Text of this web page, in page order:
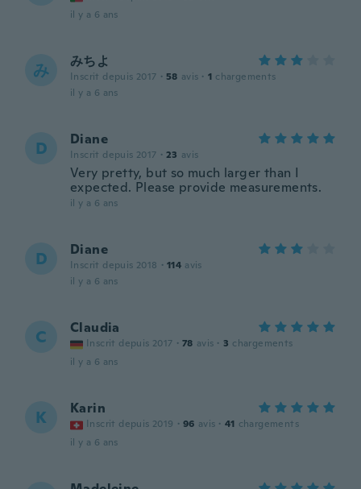
il y a 6 ans
み みちよ
Inscrit depuis 2017 · 58 avis · 1 chargements
il y a 6 ans
D Diane
Inscrit depuis 2017 · 23 avis
Very pretty, but so much larger than I
expected. Please provide measurements.
il y a 6 ans
D Diane
Inscrit depuis 2018 · 114 avis
il y a 6 ans
C Claudia
Inscrit depuis 2017 · 78 avis · 3 chargements
il y a 6 ans
K Karin
Inscrit depuis 2019 · 96 avis · 41 chargements
il y a 6 ans